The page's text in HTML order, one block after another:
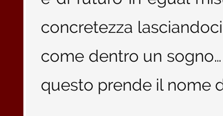
concretezza
come dentro un
questo prende il nome